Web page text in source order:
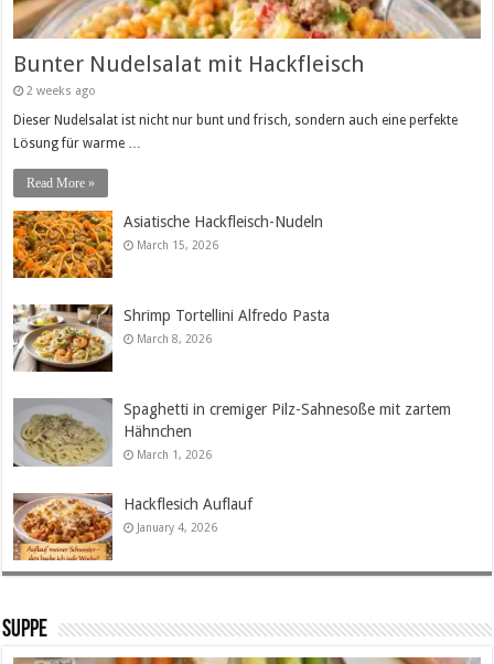
Bunter Nudelsalat mit Hackfleisch
2 weeks ago
Dieser Nudelsalat ist nicht nur bunt und frisch, sondern auch eine perfekte
Lösung für warme …
Read More »
Asiatische Hackfleisch-Nudeln
March 15, 2026
Shrimp Tortellini Alfredo Pasta
March 8, 2026
Spaghetti in cremiger Pilz-Sahnesoße mit zartem
Hähnchen
March 1, 2026
Hackflesich Auflauf
January 4, 2026
SUPPE